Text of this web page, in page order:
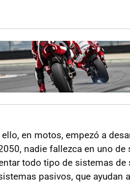
ello, en motos, empezó a
nadie fallezca en uno
todo tipo de sistemas
pasivos, que